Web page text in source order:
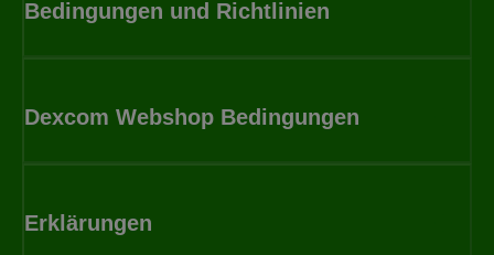
Bedingungen und Richtlinien
Dexcom Webshop Bedingungen
Erklärungen